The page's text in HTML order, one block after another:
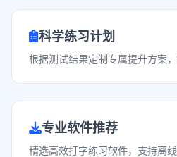
科学练习计划
根据测试结果定制专属提升方案
专业软件推荐
精选高效打字练习软件，支持离线